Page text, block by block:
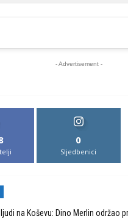
- Advertisement -
0
Sljedbenici
na Koševu: Dino Merlin održao